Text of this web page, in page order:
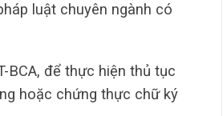
luật chuyên ngành có
BCA, để thực hiện thủ tục
hoặc chứng thực chữ ký